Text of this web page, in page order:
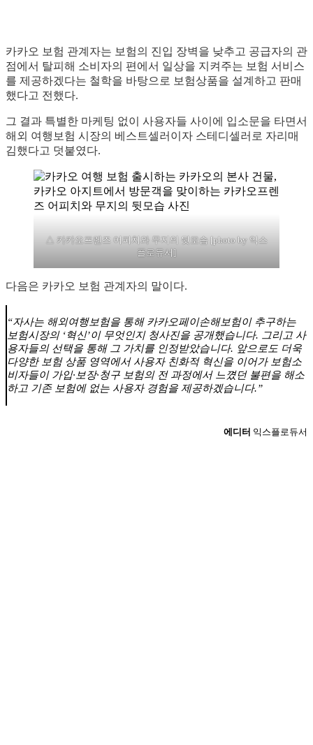
카카오 보험 관계자는 보험의 진입 장벽을 낮추고 공급자의 관
점에서 탈피해 소비자의 편에서 일상을 지켜주는 보험 서비스
를 제공하겠다는 철학을 바탕으로 보험상품을 설계하고 판매
했다고 전했다.
그 결과 특별한 마케팅 없이 사용자들 사이에 입소문을 타면서
해외 여행보험 시장의 베스트셀러이자 스테디셀러로 자리매
김했다고 덧붙였다.
△ 카카오프렌즈 어피치와 무지의 뒷모습 [photo by 익스
플로듀서]
다음은 카카오 보험 관계자의 말이다.
“자사는 해외여행보험을 통해 카카오페이손해보험이 추구하는
보험시장의 ‘혁신’이 무엇인지 청사진을 공개했습니다. 그리고 사
용자들의 선택을 통해 그 가치를 인정받았습니다. 앞으로도 더욱
다양한 보험 상품 영역에서 사용자 친화적 혁신을 이어가 보험소
비자들이 가입∙보장∙청구 보험의 전 과정에서 느꼈던 불편을 해소
하고 기존 보험에 없는 사용자 경험을 제공하겠습니다.”
에디터 익스플로듀서